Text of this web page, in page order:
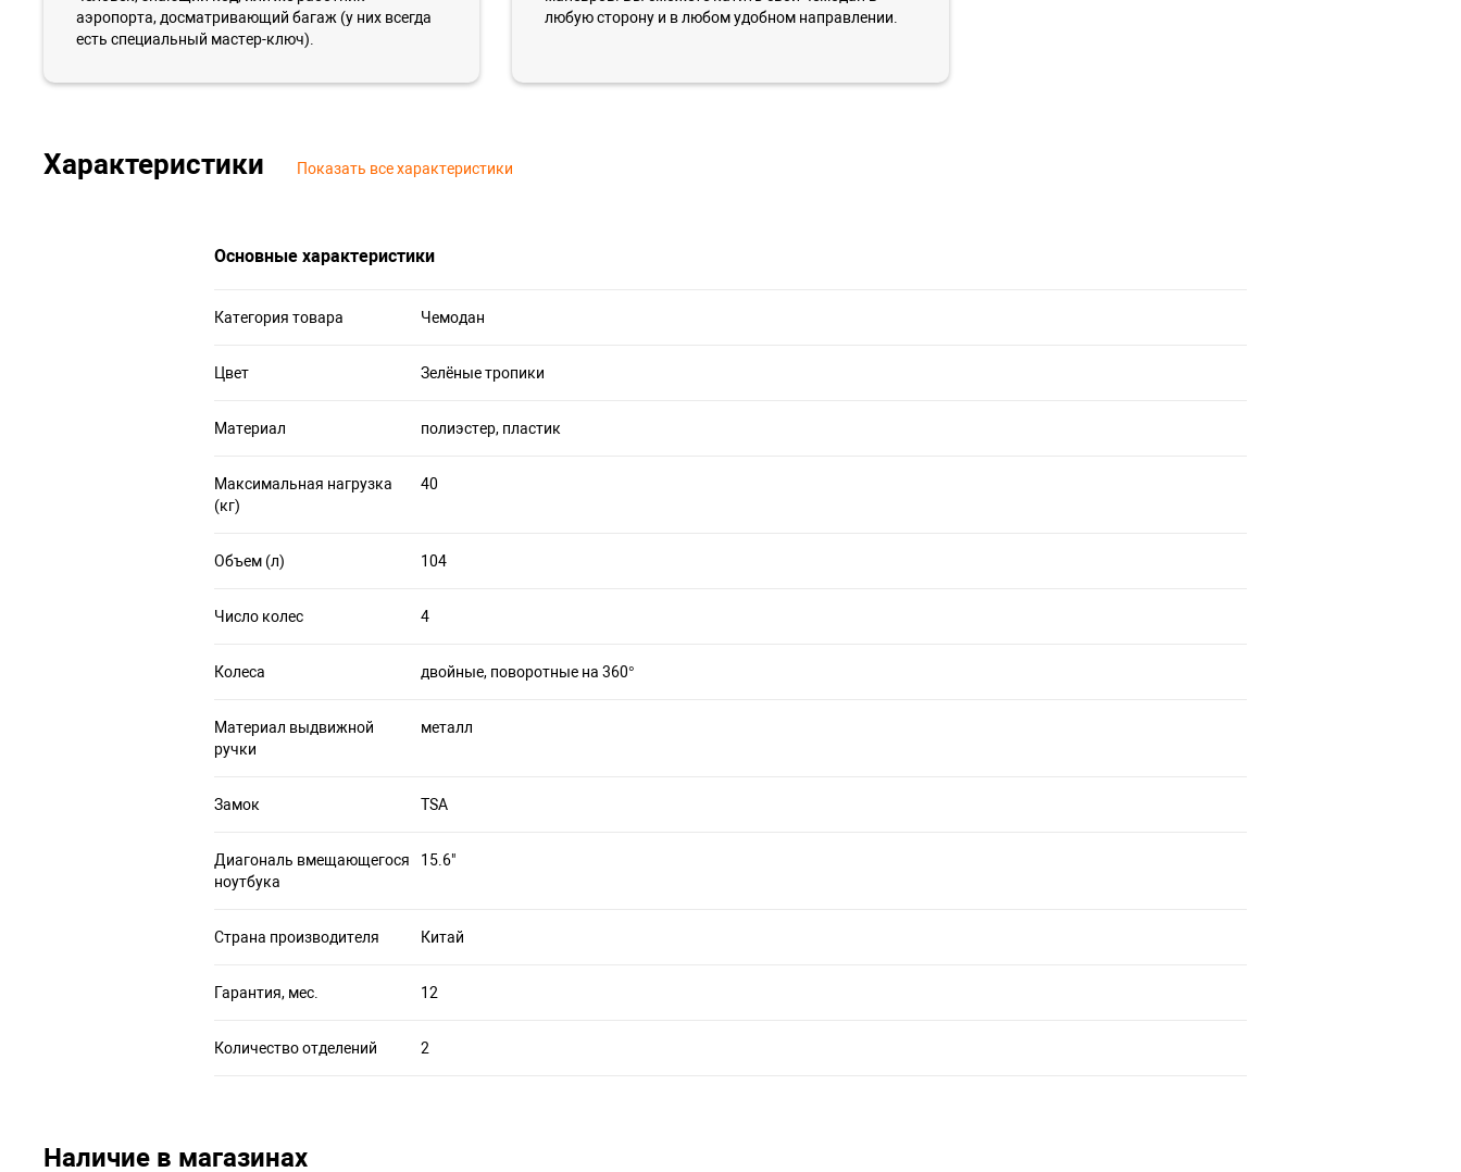
аэропорта, досматривающий багаж (у них всегда
есть специальный мастер-ключ).
любую сторону и в любом удобном направлении.
Характеристики Показать все характеристики
Основные характеристики
Категория товара Чемодан
Цвет Зелёные тропики
Материал полиэстер, пластик
Максимальная нагрузка
(кг)
40
Объем (л) 104
Число колес 4
Колеса двойные, поворотные на 360°
Материал выдвижной
ручки
металл
Замок TSA
Диагональ вмещающегося
ноутбука
15.6"
Страна производителя Китай
Гарантия, мес. 12
Количество отделений 2
Наличие в магазинах